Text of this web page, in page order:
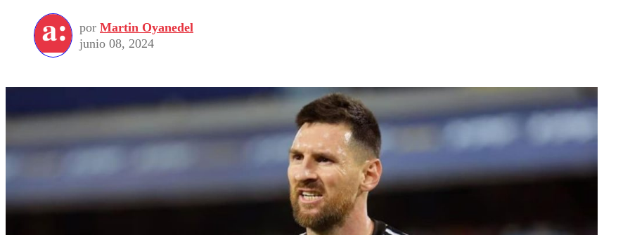
por Martin Oyanedel
junio 08, 2024